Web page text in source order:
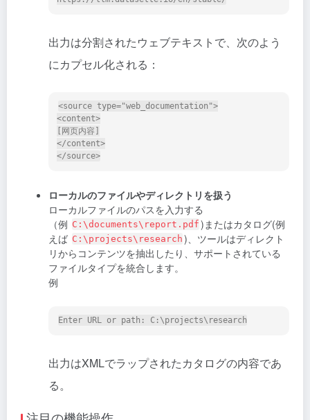
出力は分割されたウェブテキストで、次のよう
にカプセル化される：
<source type="web_documentation">
<content>
[网页内容]
</content>
ローカルのファイルやディレクトリを扱う
ローカルファイルのパスを入力する
（例 C:\documents\report.pdf )またはカタログ(例
えば C:\projects\research )、ツールはディレクト
リからコンテンツを抽出したり、サポートされている
ファイルタイプを統合します。
例
出力はXMLでラップされたカタログの内容であ
る。